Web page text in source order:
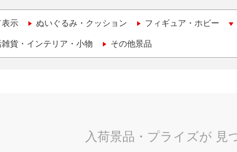
表示 ぬいぐるみ・クッション フィギュア・ホビー
貨・インテリア・小物 その他景品